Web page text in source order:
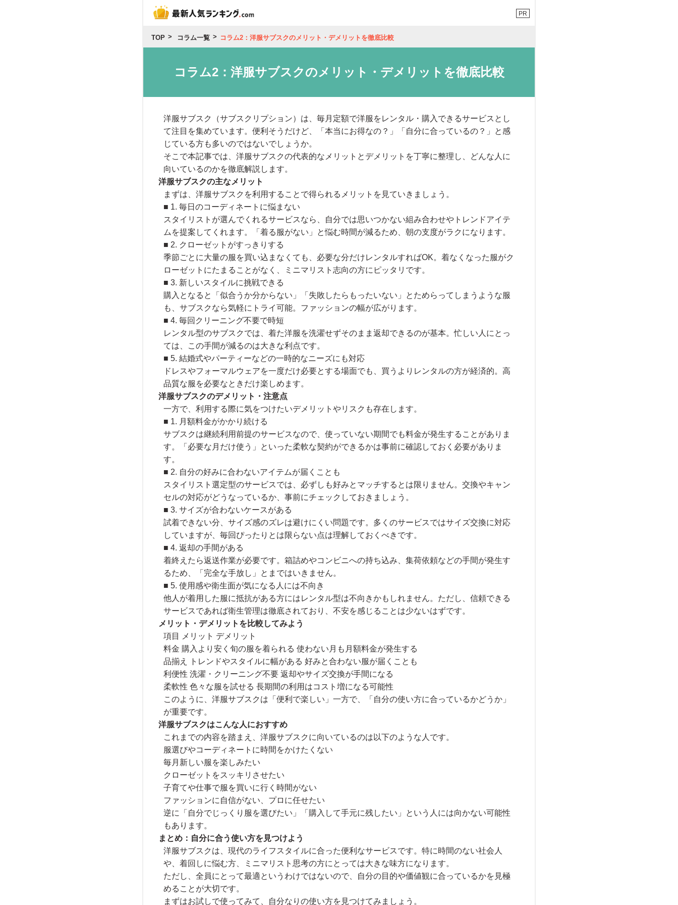
PR
TOP コラム一覧 コラム2：洋服サブスクのメリット・デメリットを徹底比較
コラム2：洋服サブスクのメリット・デメリットを徹底比較
洋服サブスク（サブスクリプション）は、毎月定額で洋服をレンタル・購入できるサービスとし
て注目を集めています。便利そうだけど、「本当にお得なの？」「自分に合っているの？」と感
じている方も多いのではないでしょうか。
そこで本記事では、洋服サブスクの代表的なメリットとデメリットを丁寧に整理し、どんな人に
向いているのかを徹底解説します。
洋服サブスクの主なメリット
まずは、洋服サブスクを利用することで得られるメリットを見ていきましょう。
■ 1. 毎日のコーディネートに悩まない
スタイリストが選んでくれるサービスなら、自分では思いつかない組み合わせやトレンドアイテ
ムを提案してくれます。「着る服がない」と悩む時間が減るため、朝の支度がラクになります。
■ 2. クローゼットがすっきりする
季節ごとに大量の服を買い込まなくても、必要な分だけレンタルすればOK。着なくなった服がク
ローゼットにたまることがなく、ミニマリスト志向の方にピッタリです。
■ 3. 新しいスタイルに挑戦できる
購入となると「似合うか分からない」「失敗したらもったいない」とためらってしまうような服
も、サブスクなら気軽にトライ可能。ファッションの幅が広がります。
■ 4. 毎回クリーニング不要で時短
レンタル型のサブスクでは、着た洋服を洗濯せずそのまま返却できるのが基本。忙しい人にとっ
ては、この手間が減るのは大きな利点です。
■ 5. 結婚式やパーティーなどの一時的なニーズにも対応
ドレスやフォーマルウェアを一度だけ必要とする場面でも、買うよりレンタルの方が経済的。高
品質な服を必要なときだけ楽しめます。
洋服サブスクのデメリット・注意点
一方で、利用する際に気をつけたいデメリットやリスクも存在します。
■ 1. 月額料金がかかり続ける
サブスクは継続利用前提のサービスなので、使っていない期間でも料金が発生することがありま
す。「必要な月だけ使う」といった柔軟な契約ができるかは事前に確認しておく必要がありま
す。
■ 2. 自分の好みに合わないアイテムが届くことも
スタイリスト選定型のサービスでは、必ずしも好みとマッチするとは限りません。交換やキャン
セルの対応がどうなっているか、事前にチェックしておきましょう。
■ 3. サイズが合わないケースがある
試着できない分、サイズ感のズレは避けにくい問題です。多くのサービスではサイズ交換に対応
していますが、毎回ぴったりとは限らない点は理解しておくべきです。
■ 4. 返却の手間がある
着終えたら返送作業が必要です。箱詰めやコンビニへの持ち込み、集荷依頼などの手間が発生す
るため、「完全な手放し」とまではいきません。
■ 5. 使用感や衛生面が気になる人には不向き
他人が着用した服に抵抗がある方にはレンタル型は不向きかもしれません。ただし、信頼できる
サービスであれば衛生管理は徹底されており、不安を感じることは少ないはずです。
メリット・デメリットを比較してみよう
項目 メリット デメリット
料金 購入より安く旬の服を着られる 使わない月も月額料金が発生する
品揃え トレンドやスタイルに幅がある 好みと合わない服が届くことも
利便性 洗濯・クリーニング不要 返却やサイズ交換が手間になる
柔軟性 色々な服を試せる 長期間の利用はコスト増になる可能性
このように、洋服サブスクは「便利で楽しい」一方で、「自分の使い方に合っているかどうか」
が重要です。
洋服サブスクはこんな人におすすめ
これまでの内容を踏まえ、洋服サブスクに向いているのは以下のような人です。
服選びやコーディネートに時間をかけたくない
毎月新しい服を楽しみたい
クローゼットをスッキリさせたい
子育てや仕事で服を買いに行く時間がない
ファッションに自信がない、プロに任せたい
逆に「自分でじっくり服を選びたい」「購入して手元に残したい」という人には向かない可能性
もあります。
まとめ：自分に合う使い方を見つけよう
洋服サブスクは、現代のライフスタイルに合った便利なサービスです。特に時間のない社会人
や、着回しに悩む方、ミニマリスト思考の方にとっては大きな味方になります。
ただし、全員にとって最適というわけではないので、自分の目的や価値観に合っているかを見極
めることが大切です。
まずはお試しで使ってみて、自分なりの使い方を見つけてみましょう。